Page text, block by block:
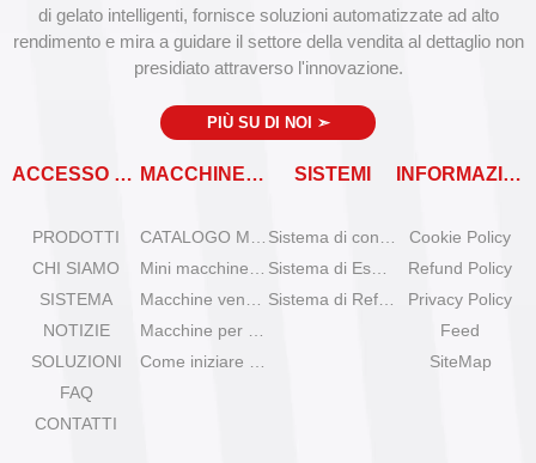
di gelato intelligenti, fornisce soluzioni automatizzate ad alto
rendimento e mira a guidare il settore della vendita al dettaglio non
presidiato attraverso l'innovazione.
PIÙ SU DI NOI ➣
ACCESSO RAPIDO
PRODOTTI
CHI SIAMO
SISTEMA
NOTIZIE
SOLUZIONI
FAQ
CONTATTI
MACCHINE VENDITRICI SISTEMI INFORMAZIONI
Cookie Policy
Refund Policy
Privacy Policy
Feed
SiteMap